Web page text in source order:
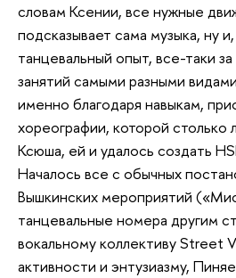
словам Ксении, все нужные
подсказывает сама музыка, ну
танцевальный опыт, все-таки
занятий самыми разными
именно благодаря навыкам,
хореографии, которой столько
Ксюша, ей и удалось создать
Началось все с обычных
Вышкинских мероприятий
танцевальные номера другим
вокальному коллективу Street
активности и энтузиазму,